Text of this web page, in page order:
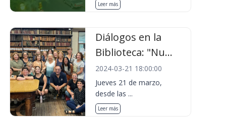
Leer más
Diálogos en la
Biblioteca: "Nu...
2024-03-21 18:00:00
Jueves 21 de marzo,
desde las ...
Leer más